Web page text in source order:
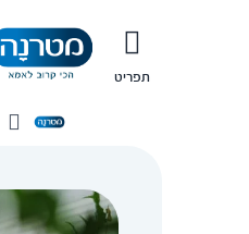
תפריט
בית